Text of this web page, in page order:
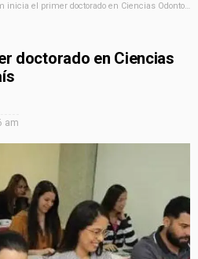
el primer doctorado en Ciencias Odontológicas del país
doctorado en Ciencias
am